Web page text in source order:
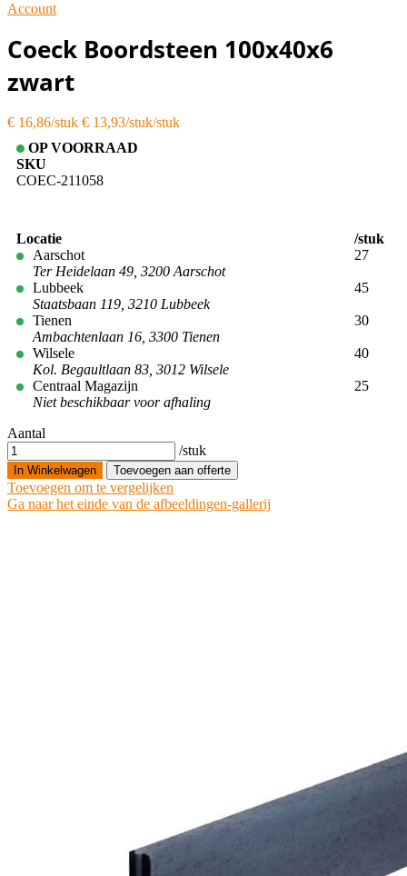
Account
Coeck Boordsteen 100x40x6
zwart
€ 16,86
€ 13,93/stuk
OP VOORRAAD
SKU
COEC-211058
Locatie
/stuk
Aarschot
Ter Heidelaan 49, 3200 Aarschot
27
Lubbeek
Staatsbaan 119, 3210 Lubbeek
45
Tienen
Ambachtenlaan 16, 3300 Tienen
30
Wilsele
Kol. Begaultlaan 83, 3012 Wilsele
40
Centraal Magazijn
Niet beschikbaar voor afhaling
25
Aantal
/stuk
In Winkelwagen Toevoegen aan offerte
Toevoegen om te vergelijken
Ga naar het einde van de afbeeldingen-gallerij